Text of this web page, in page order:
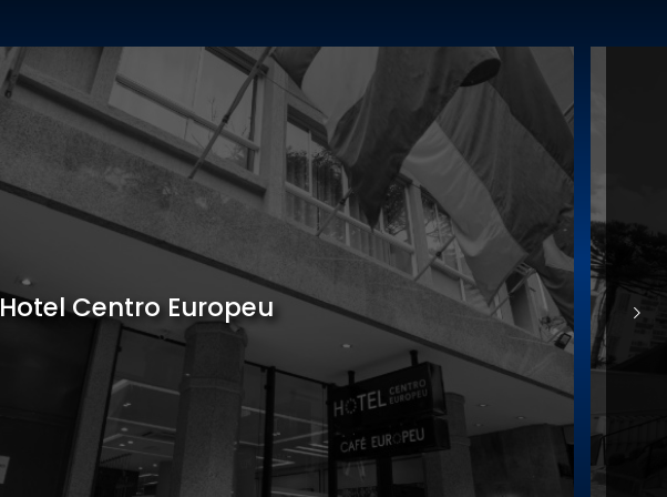
Sede Gastronomia